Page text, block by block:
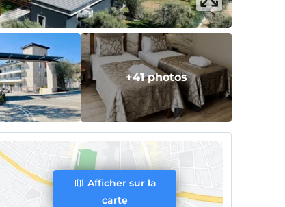
+41 photos
Afficher sur la
carte